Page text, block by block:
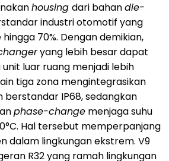
housing dari bahandie-
industri otomotif yang
70%. Dengan demikian,
yang lebih besar dapat
luar ruang menjadi lebih
tiga zona mengintegrasikan
berstandar IP68, sedangkan
phase-change menjaga suhu
Hal tersebut memperpanjang
dalam lingkungan ekstrem. V9
R32 yang ramah lingkungan